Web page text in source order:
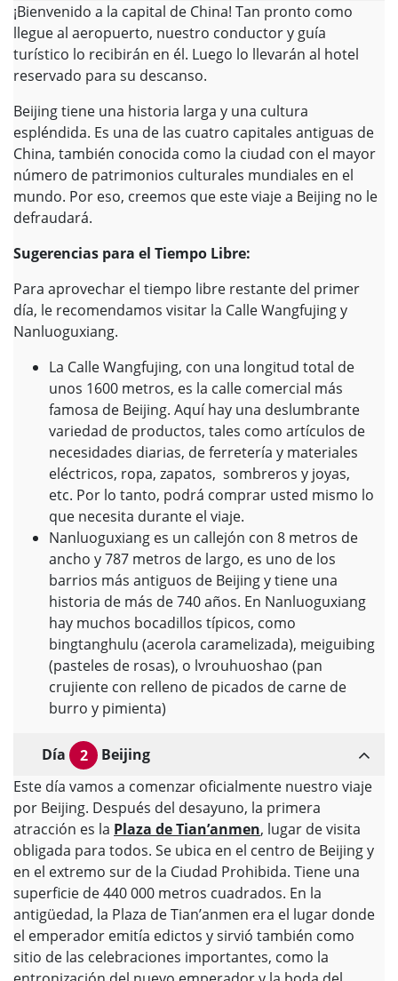
¡Bienvenido a la capital de China! Tan pronto como
llegue al aeropuerto, nuestro conductor y guía
turístico lo recibirán en él. Luego lo llevarán al hotel
reservado para su descanso.
Beijing tiene una historia larga y una cultura
espléndida. Es una de las cuatro capitales antiguas de
China, también conocida como la ciudad con el mayor
número de patrimonios culturales mundiales en el
mundo. Por eso, creemos que este viaje a Beijing no le
defraudará.
Sugerencias para el Tiempo Libre:
Para aprovechar el tiempo libre restante del primer
día, le recomendamos visitar la Calle Wangfujing y
Nanluoguxiang.
La Calle Wangfujing, con una longitud total de
unos 1600 metros, es la calle comercial más
famosa de Beijing. Aquí hay una deslumbrante
variedad de productos, tales como artículos de
necesidades diarias, de ferretería y materiales
eléctricos, ropa, zapatos, sombreros y joyas,
etc. Por lo tanto, podrá comprar usted mismo lo
que necesita durante el viaje.
Nanluoguxiang es un callejón con 8 metros de
ancho y 787 metros de largo, es uno de los
barrios más antiguos de Beijing y tiene una
historia de más de 740 años. En Nanluoguxiang
hay muchos bocadillos típicos, como
bingtanghulu (acerola caramelizada), meiguibing
(pasteles de rosas), o lvrouhuoshao (pan
crujiente con relleno de picados de carne de
burro y pimienta)
Día 2
Beijing
Este día vamos a comenzar oficialmente nuestro viaje
por Beijing. Después del desayuno, la primera
atracción es la Plaza de Tian’anmen, lugar de visita
obligada para todos. Se ubica en el centro de Beijing y
en el extremo sur de la Ciudad Prohibida. Tiene una
superficie de 440 000 metros cuadrados. En la
antigüedad, la Plaza de Tian’anmen era el lugar donde
el emperador emitía edictos y sirvió también como
sitio de las celebraciones importantes, como la